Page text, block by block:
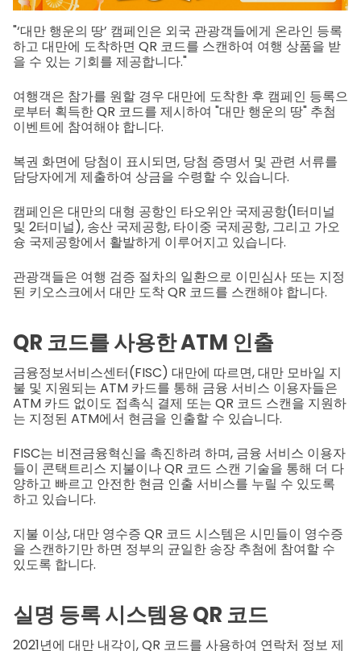
"‘대만 행운의 땅’ 캠페인은 외국 관광객들에게 온라인 등록
하고 대만에 도착하면 QR 코드를 스캔하여 여행 상품을 받
을 수 있는 기회를 제공합니다."
여행객은 참가를 원할 경우 대만에 도착한 후 캠페인 등록으
로부터 획득한 QR 코드를 제시하여 "대만 행운의 땅" 추첨
이벤트에 참여해야 합니다.
복권 화면에 당첨이 표시되면, 당첨 증명서 및 관련 서류를
담당자에게 제출하여 상금을 수령할 수 있습니다.
캠페인은 대만의 대형 공항인 타오위안 국제공항(1터미널
및 2터미널), 송산 국제공항, 타이중 국제공항, 그리고 가오
슝 국제공항에서 활발하게 이루어지고 있습니다.
관광객들은 여행 검증 절차의 일환으로 이민심사 또는 지정
된 키오스크에서 대만 도착 QR 코드를 스캔해야 합니다.
QR 코드를 사용한 ATM 인출
금융정보서비스센터(FISC) 대만에 따르면, 대만 모바일 지
불 및 지원되는 ATM 카드를 통해 금융 서비스 이용자들은
ATM 카드 없이도 접촉식 결제 또는 QR 코드 스캔을 지원하
는 지정된 ATM에서 현금을 인출할 수 있습니다.
FISC는 비젼금융혁신을 촉진하려 하며, 금융 서비스 이용자
들이 콘택트리스 지불이나 QR 코드 스캔 기술을 통해 더 다
양하고 빠르고 안전한 현금 인출 서비스를 누릴 수 있도록
하고 있습니다.
지불 이상, 대만 영수증 QR 코드 시스템은 시민들이 영수증
을 스캔하기만 하면 정부의 균일한 송장 추첨에 참여할 수
있도록 합니다.
실명 등록 시스템용 QR 코드
2021년에 대만 내각이, QR 코드를 사용하여 연락처 정보 제